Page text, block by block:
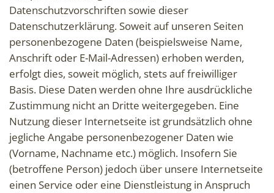
Datenschutzvorschriften sowie dieser
Datenschutzerklärung. Soweit auf unseren Seiten
personenbezogene Daten (beispielsweise Name,
Anschrift oder E-Mail-Adressen) erhoben werden,
erfolgt dies, soweit möglich, stets auf freiwilliger
Basis. Diese Daten werden ohne Ihre ausdrückliche
Zustimmung nicht an Dritte weitergegeben. Eine
Nutzung dieser Internetseite ist grundsätzlich ohne
jegliche Angabe personenbezogener Daten wie
(Vorname, Nachname etc.) möglich. Insofern Sie
(betroffene Person) jedoch über unsere Internetseite
einen Service oder eine Dienstleistung in Anspruch